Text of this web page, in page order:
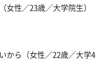
女性／23歳／大学院生）
から（女性／22歳／大学4